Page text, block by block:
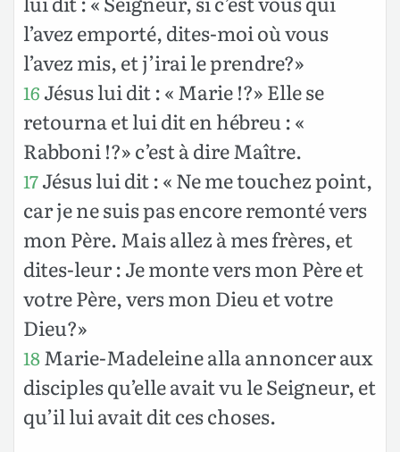
l’avez emporté, dites-moi où vous
l’avez mis, et j’irai le prendre?»
16 Jésus lui dit : « Marie !?» Elle se
retourna et lui dit en hébreu : «
Rabboni !?» c’est à dire Maître.
17Jésus lui dit : « Ne me touchez point,
car je ne suis pas encore remonté vers
mon Père. Mais allez à mes frères, et
dites-leur : Je monte vers mon Père et
votre Père, vers mon Dieu et votre
Dieu?»
18Marie-Madeleine alla annoncer aux
disciples qu’elle avait vu le Seigneur, et
qu’il lui avait dit ces choses.